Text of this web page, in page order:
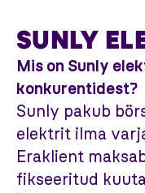
SUNLY
Mis on Sunly
konkurentidest?
Sunly pakub
elektrit ilma
Eraklient
fikseeritud